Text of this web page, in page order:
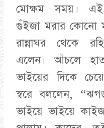
মোক্ষম সময়। এই
গুঁইজা মরার কোনো
​রান্নাঘর থেকে
এলেন। আঁচলে
ভাইয়ের দিকে
স্বরে বললেন,
ভাইয়ে ভাইয়ে